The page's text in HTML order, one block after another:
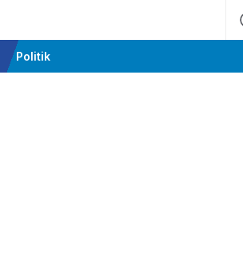
Politik